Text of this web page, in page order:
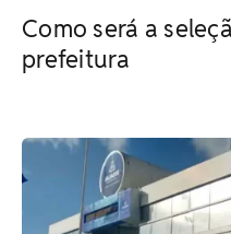
Como será a
prefeitura